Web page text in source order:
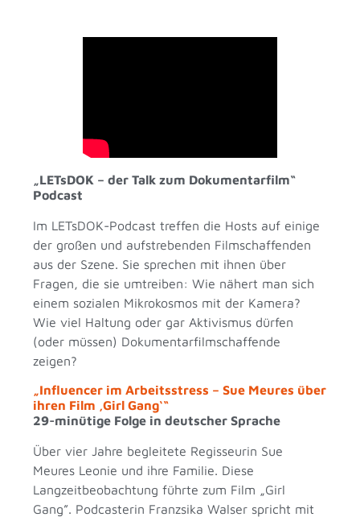
„LETsDOK – der Talk zum Dokumentarfilm“
Podcast
Im LETsDOK-Podcast treffen die Hosts auf einige
der großen und aufstrebenden Filmschaffenden
aus der Szene. Sie sprechen mit ihnen über
Fragen, die sie umtreiben: Wie nähert man sich
einem sozialen Mikrokosmos mit der Kamera?
Wie viel Haltung oder gar Aktivismus dürfen
(oder müssen) Dokumentarfilmschaffende
zeigen?
„Influencer im Arbeitsstress – Sue Meures über
ihren Film ‚Girl Gang‘“
29-minütige Folge in deutscher Sprache
Über vier Jahre begleitete Regisseurin Sue
Meures Leonie und ihre Familie. Diese
Langzeitbeobachtung führte zum Film „Girl
Gang”. Podcasterin Franzsika Walser spricht mit